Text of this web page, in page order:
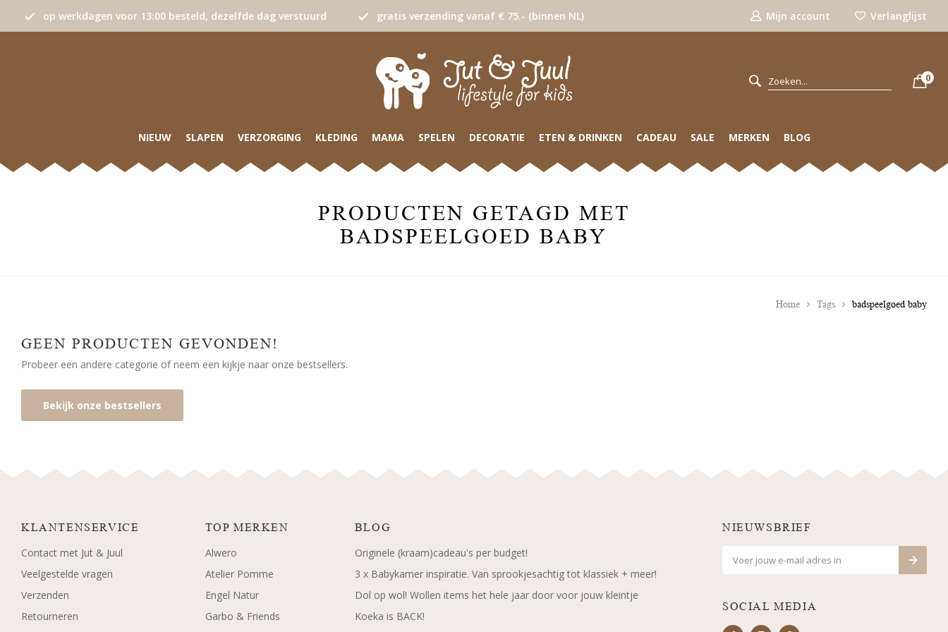
op werkdagen voor 13:00 besteld, dezelfde dag verstuurd gratis verzending vanaf € 75.- (binnen NL) Mijn account Verlanglijst
0
NIEUW SLAPEN VERZORGING KLEDING MAMA SPELEN DECORATIE ETEN & DRINKEN CADEAU SALE MERKEN BLOG
PRODUCTEN GETAGD MET
BADSPEELGOED BABY
Home Tags badspeelgoed baby
GEEN PRODUCTEN GEVONDEN!
Probeer een andere categorie of neem een kijkje naar onze bestsellers.
Bekijk onze bestsellers
KLANTENSERVICE
Contact met Jut & Juul
Veelgestelde vragen
Verzenden
Retourneren
TOP MERKEN
Alwero
Atelier Pomme
Engel Natur
Garbo & Friends
BLOG
Originele (kraam)cadeau's per budget!
3 x Babykamer inspiratie. Van sprookjesachtig tot klassiek + meer!
Dol op wol! Wollen items het hele jaar door voor jouw kleintje
Koeka is BACK!
NIEUWSBRIEF
SOCIAL MEDIA